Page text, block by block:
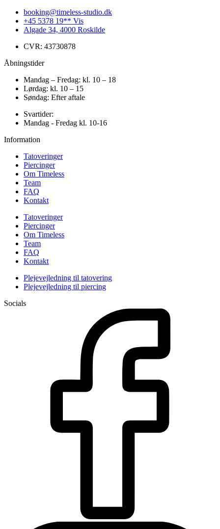
booking@timeless-studio.dk
+45 5378 19** Vis
Algade 34, 4000 Roskilde
CVR: 43730878
Åbningstider
Mandag – Fredag: kl. 10 – 18
Lørdag: kl. 10 – 15
Søndag: Efter aftale
Svartider:
Mandag - Fredag kl. 10-16
Information
Tatoveringer
Piercinger
Om Timeless
Team
FAQ
Kontakt
Tatoveringer
Piercinger
Om Timeless
Team
FAQ
Kontakt
Plejevejledning til tatovering
Plejevejledning til piercing
Socials